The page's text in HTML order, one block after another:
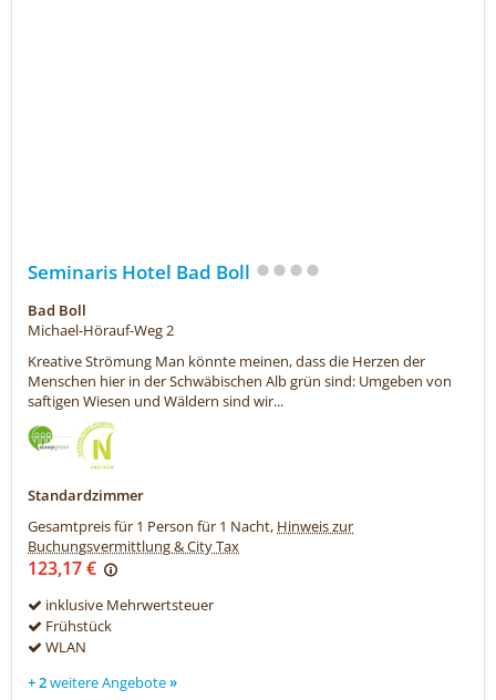
Seminaris Hotel Bad Boll
Bad Boll
Michael-Hörauf-Weg 2
Kreative Strömung Man könnte meinen, dass die Herzen der
Menschen hier in der Schwäbischen Alb grün sind: Umgeben von
saftigen Wiesen und Wäldern sind wir...
Standardzimmer
Gesamtpreis für 1 Person für 1 Nacht, Hinweis zur
Buchungsvermittlung & City Tax
123,17 €
inklusive Mehrwertsteuer
Frühstück
WLAN
+ 2weitere Angebote»